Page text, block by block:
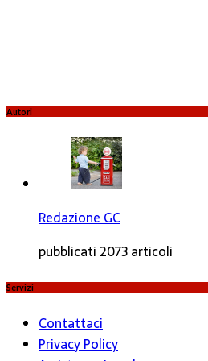
Autori
Redazione GC
pubblicati 2073 articoli
Servizi
Contattaci
Privacy Policy